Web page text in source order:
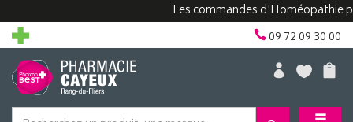
Les commandes d'Homéopathie
09 72 09 30 00